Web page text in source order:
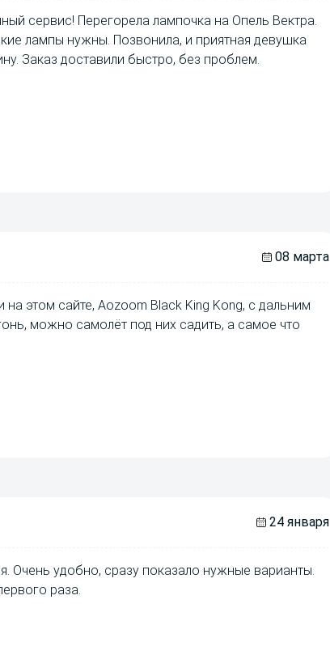
сервис! Перегорела лампочка на Опель Вектра.
лампы нужны. Позвонила, и приятная девушка
Заказ доставили быстро, без проблем.
08 марта
этом сайте, Aozoom Black King Kong, с дальним
можно самолёт под них садить, а самое что
24 января
Очень удобно, сразу показало нужные варианты.
раза.